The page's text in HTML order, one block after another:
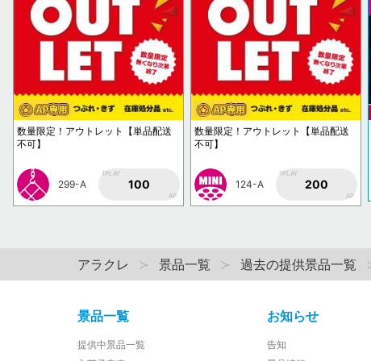
数量限定！アウトレット【単品配送
不可】
299-A
1PLAY
100
AP
数量限定！アウトレット【単品配送
不可】
124-A
1PLAY
200
AP
アラクレ 景品一覧 過去の提供景品一覧
景品一覧
提供中景品一覧
お知らせ
告知